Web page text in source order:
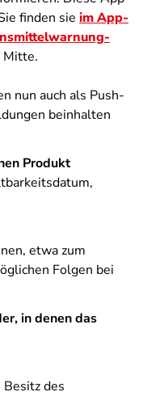
finden sie im App-
Mitte.
nun auch als Push-
beinhalten
Produkt
etwa zum
Folgen bei
in denen das
des